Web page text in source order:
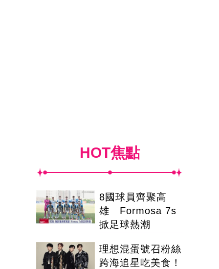
HOT焦點
8國球員齊聚高
雄 Formosa 7s
掀足球熱潮
理想混蛋號召粉絲
跨海追星吃美食！